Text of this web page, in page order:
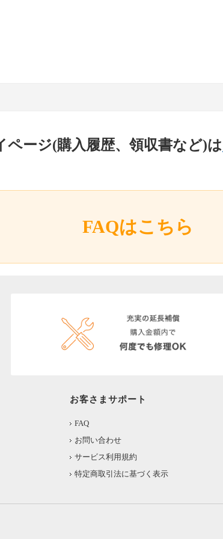
ページ(購入履歴、領収書など)は
FAQはこちら
お客さまサポート
FAQ
お問い合わせ
サービス利用規約
特定商取引法に基づく表示